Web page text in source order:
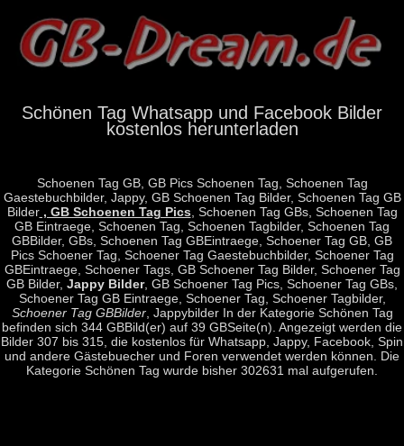
Schönen Tag Whatsapp und Facebook Bilder
kostenlos herunterladen
Schoenen Tag GB, GB Pics Schoenen Tag, Schoenen Tag
Gaestebuchbilder, Jappy, GB Schoenen Tag Bilder, Schoenen Tag GB
Bilder, GB Schoenen Tag Pics, Schoenen Tag GBs, Schoenen Tag
GB Eintraege, Schoenen Tag, Schoenen Tagbilder, Schoenen Tag
GBBilder, GBs, Schoenen Tag GBEintraege, Schoener Tag GB, GB
Pics Schoener Tag, Schoener Tag Gaestebuchbilder, Schoener Tag
GBEintraege, Schoener Tags, GB Schoener Tag Bilder, Schoener Tag
GB Bilder, Jappy Bilder, GB Schoener Tag Pics, Schoener Tag GBs,
Schoener Tag GB Eintraege, Schoener Tag, Schoener Tagbilder,
Schoener Tag GBBilder, Jappybilder In der Kategorie Schönen Tag
befinden sich 344 GBBild(er) auf 39 GBSeite(n). Angezeigt werden die
Bilder 307 bis 315, die kostenlos für Whatsapp, Jappy, Facebook, Spin
und andere Gästebuecher und Foren verwendet werden können. Die
Kategorie Schönen Tag wurde bisher 302631 mal aufgerufen.